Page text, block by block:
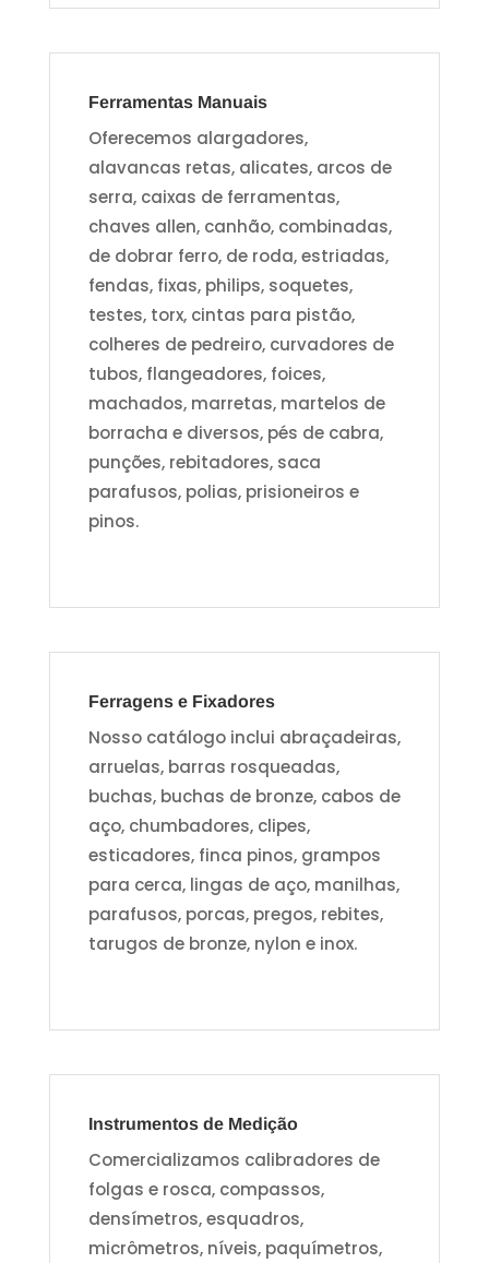
Ferramentas Manuais
Oferecemos alargadores,
alavancas retas, alicates, arcos de
serra, caixas de ferramentas,
chaves allen, canhão, combinadas,
de dobrar ferro, de roda, estriadas,
fendas, fixas, philips, soquetes,
testes, torx, cintas para pistão,
colheres de pedreiro, curvadores de
tubos, flangeadores, foices,
machados, marretas, martelos de
borracha e diversos, pés de cabra,
punções, rebitadores, saca
parafusos, polias, prisioneiros e
pinos.
Ferragens e Fixadores
Nosso catálogo inclui abraçadeiras,
arruelas, barras rosqueadas,
buchas, buchas de bronze, cabos de
aço, chumbadores, clipes,
esticadores, finca pinos, grampos
para cerca, lingas de aço, manilhas,
parafusos, porcas, pregos, rebites,
tarugos de bronze, nylon e inox.
Instrumentos de Medição
Comercializamos calibradores de
folgas e rosca, compassos,
densímetros, esquadros,
micrômetros, níveis, paquímetros,